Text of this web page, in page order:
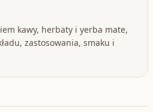
kawy, herbaty i yerba mate,
zastosowania, smaku i